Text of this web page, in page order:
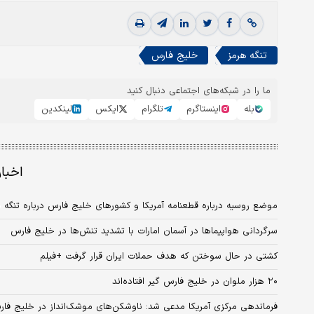
تنگه هرمز خلیج فارس
ما را در شبکه‌های اجتماعی دنبال کنید
بله
اینستاگرم تلگرام ایکس لینکدین
موضع روسیه درباره قطعنامه آمریکا و کشورهای خلیج فارس درباره تنگه
سرگردانی هواپیماها در آسمان امارات با تشدید تنش‌ها در خلیج فارس
کشتی در حال سوختن که هدف حملات ایران قرار گرفت +فیلم
۲۰ هزار ملوان در خلیج فارس گیر افتاده‌اند
فرماندهی مرکزی آمریکا مدعی شد: ناوشکن‌های موشک‌انداز در خلیج